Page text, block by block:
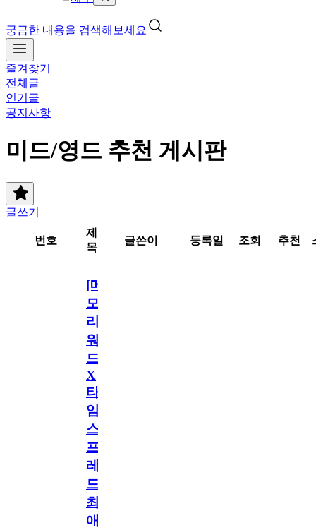
궁금한 내용을 검색해보세요
즐겨찾기
전체글
인기글
공지사항
미드/영드 추천 게시판
글쓰기
번호
제
목
글쓴이 등록일 조회 추천
[메
모
리
워
드
X
타
임
스
프
레
드]
최
애